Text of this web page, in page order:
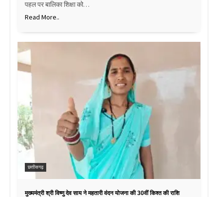
पहल पर बालिका शिक्षा को…
Read More..
छत्तीसगढ़
मुख्यमंत्री श्री विष्णु देव साय ने महतारी वंदन योजना की 30वीं किश्त की राशि